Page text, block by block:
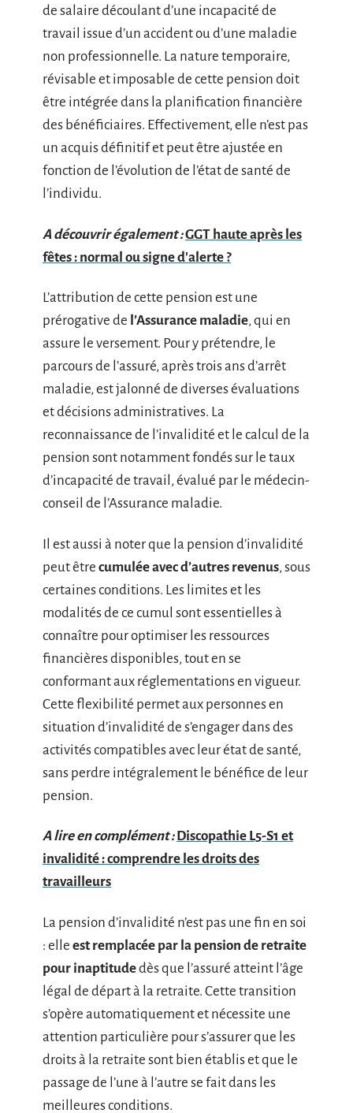
de salaire découlant d’une incapacité de
travail issue d’un accident ou d’une maladie
non professionnelle. La nature temporaire,
révisable et imposable de cette pension doit
être intégrée dans la planification financière
des bénéficiaires. Effectivement, elle n’est pas
un acquis définitif et peut être ajustée en
fonction de l’évolution de l’état de santé de
l’individu.
A découvrir également :GGT haute après les
fêtes : normal ou signe d'alerte ?
L’attribution de cette pension est une
prérogative de l’Assurance maladie, qui en
assure le versement. Pour y prétendre, le
parcours de l’assuré, après trois ans d’arrêt
maladie, est jalonné de diverses évaluations
et décisions administratives. La
reconnaissance de l’invalidité et le calcul de la
pension sont notamment fondés sur le taux
d’incapacité de travail, évalué par le médecin-
conseil de l’Assurance maladie.
Il est aussi à noter que la pension d’invalidité
peut être cumulée avec d’autres revenus, sous
certaines conditions. Les limites et les
modalités de ce cumul sont essentielles à
connaître pour optimiser les ressources
financières disponibles, tout en se
conformant aux réglementations en vigueur.
Cette flexibilité permet aux personnes en
situation d’invalidité de s’engager dans des
activités compatibles avec leur état de santé,
sans perdre intégralement le bénéfice de leur
pension.
A lire en complément : Discopathie L5-S1 et
invalidité : comprendre les droits des
travailleurs
La pension d’invalidité n’est pas une fin en soi
: elle est remplacée par la pension de retraite
pour inaptitudedès que l’assuré atteint l’âge
légal de départ à la retraite. Cette transition
s’opère automatiquement et nécessite une
attention particulière pour s’assurer que les
droits à la retraite sont bien établis et que le
passage de l’une à l’autre se fait dans les
meilleures conditions.